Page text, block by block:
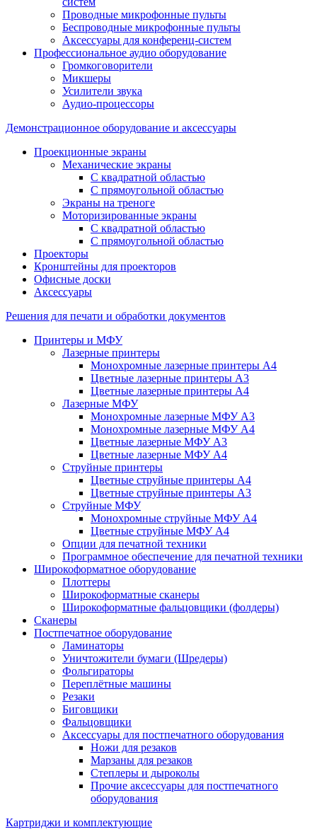
Проводные микрофонные пульты
Беспроводные микрофонные пульты
Аксессуары для конференц-систем
Профессиональное аудио оборудование
Громкоговорители
Микшеры
Усилители звука
Аудио-процессоры
Демонстрационное оборудование и аксессуары
Проекционные экраны
Механические экраны
С квадратной областью
С прямоугольной областью
Экраны на треноге
Моторизированные экраны
С квадратной областью
С прямоугольной областью
Проекторы
Кронштейны для проекторов
Офисные доски
Аксессуары
Решения для печати и обработки документов
Принтеры и МФУ
Лазерные принтеры
Монохромные лазерные принтеры А4
Цветные лазерные принтеры А3
Цветные лазерные принтеры А4
Лазерные МФУ
Монохромные лазерные МФУ А3
Монохромные лазерные МФУ А4
Цветные лазерные МФУ А3
Цветные лазерные МФУ А4
Струйные принтеры
Цветные струйные принтеры А4
Цветные струйные принтеры А3
Струйные МФУ
Монохромные струйные МФУ А4
Цветные струйные МФУ А4
Опции для печатной техники
Программное обеспечение для печатной техники
Широкоформатное оборудование
Плоттеры
Широкоформатные сканеры
Широкоформатные фальцовщики (фолдеры)
Сканеры
Постпечатное оборудование
Ламинаторы
Уничтожители бумаги (Шредеры)
Фольгираторы
Переплётные машины
Резаки
Биговщики
Фальцовщики
Аксессуары для постпечатного оборудования
Ножи для резаков
Марзаны для резаков
Степлеры и дыроколы
Прочие аксессуары для постпечатного
оборудования
Картриджи и комплектующие